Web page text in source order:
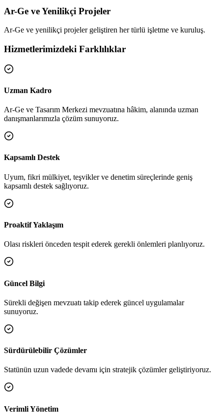
Ar-Ge ve Yenilikçi Projeler
Ar-Ge ve yenilikçi projeler geliştiren her türlü işletme ve kuruluş.
Hizmetlerimizdeki Farklılıklar
Uzman Kadro
Ar-Ge ve Tasarım Merkezi mevzuatına hâkim, alanında uzman
danışmanlarımızla çözüm sunuyoruz.
Kapsamlı Destek
Uyum, fikri mülkiyet, teşvikler ve denetim süreçlerinde geniş
kapsamlı destek sağlıyoruz.
Proaktif Yaklaşım
Olası riskleri önceden tespit ederek gerekli önlemleri planlıyoruz.
Güncel Bilgi
Sürekli değişen mevzuatı takip ederek güncel uygulamalar
sunuyoruz.
Sürdürülebilir Çözümler
Statünün uzun vadede devamı için stratejik çözümler geliştiriyoruz.
Verimli Yönetim